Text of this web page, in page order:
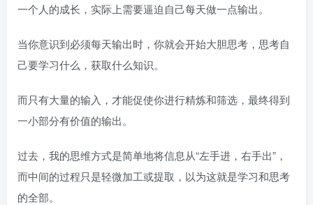
一个人的成长，实际上需要逼迫自己每天做一点输出。
当你意识到必须每天输出时，你就会开始大胆思考，思考自
己要学习什么，获取什么知识。
而只有大量的输入，才能促使你进行精炼和筛选，最终得到
一小部分有价值的输出。
过去，我的思维方式是简单地将信息从“左手进，右手出”，
而中间的过程只是轻微加工或提取，以为这就是学习和思考
的全部。